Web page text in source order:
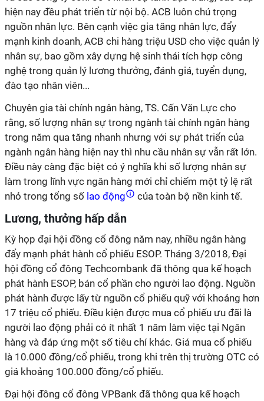
hiện nay đều phát triển từ nội bộ. ACB luôn chú trọng
nguồn nhân lực. Bên cạnh việc gia tăng nhân lực, đẩy
mạnh kinh doanh, ACB chi hàng triệu USD cho việc quản lý
nhân sự, bao gồm xây dựng hệ sinh thái tích hợp công
nghệ trong quản lý lương thưởng, đánh giá, tuyển dụng,
đào tạo nhân viên...
Chuyên gia tài chính ngân hàng, TS. Cấn Văn Lực cho
rằng, số lượng nhân sự trong ngành tài chính ngân hàng
trong năm qua tăng nhanh nhưng với sự phát triển của
ngành ngân hàng hiện nay thì nhu cầu nhân sự vẫn rất lớn.
Điều này càng đặc biệt có ý nghĩa khi số lượng nhân sự
làm trong lĩnh vực ngân hàng mới chỉ chiếm một tỷ lệ rất
nhỏ trong tổng số lao động của toàn bộ nền kinh tế.
Lương, thưởng hấp dẫn
Kỳ họp đại hội đồng cổ đông năm nay, nhiều ngân hàng
đẩy mạnh phát hành cổ phiếu ESOP. Tháng 3/2018, Đại
hội đồng cổ đông Techcombank đã thông qua kế hoạch
phát hành ESOP, bán cổ phần cho người lao động. Nguồn
phát hành được lấy từ nguồn cổ phiếu quỹ với khoảng hơn
17 triệu cổ phiếu. Điều kiện được mua cổ phiếu ưu đãi là
người lao động phải có ít nhất 1 năm làm việc tại Ngân
hàng và đáp ứng một số tiêu chí khác. Giá mua cổ phiếu
là 10.000 đồng/cổ phiếu, trong khi trên thị trường OTC có
giá khoảng 100.000 đồng/cổ phiếu.
Đại hội đồng cổ đông VPBank đã thông qua kế hoạch